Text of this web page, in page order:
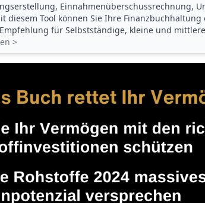
Einnahmenüberschuss­rechnung,
diesem Tool können Sie Ihre
für Selbstständige, kleine und mittlere
>